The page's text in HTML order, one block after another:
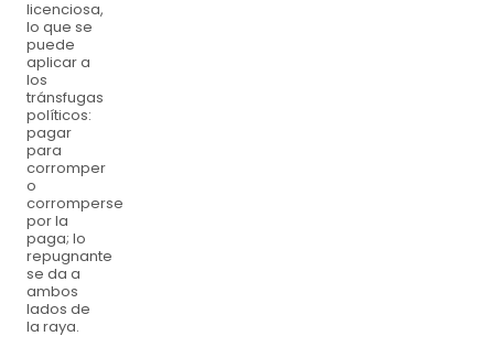
licenciosa,
lo que se
puede
aplicar a
los
tránsfugas
políticos:
pagar
para
corromper
o
corromperse
por la
paga; lo
repugnante
se da a
ambos
lados de
la raya.